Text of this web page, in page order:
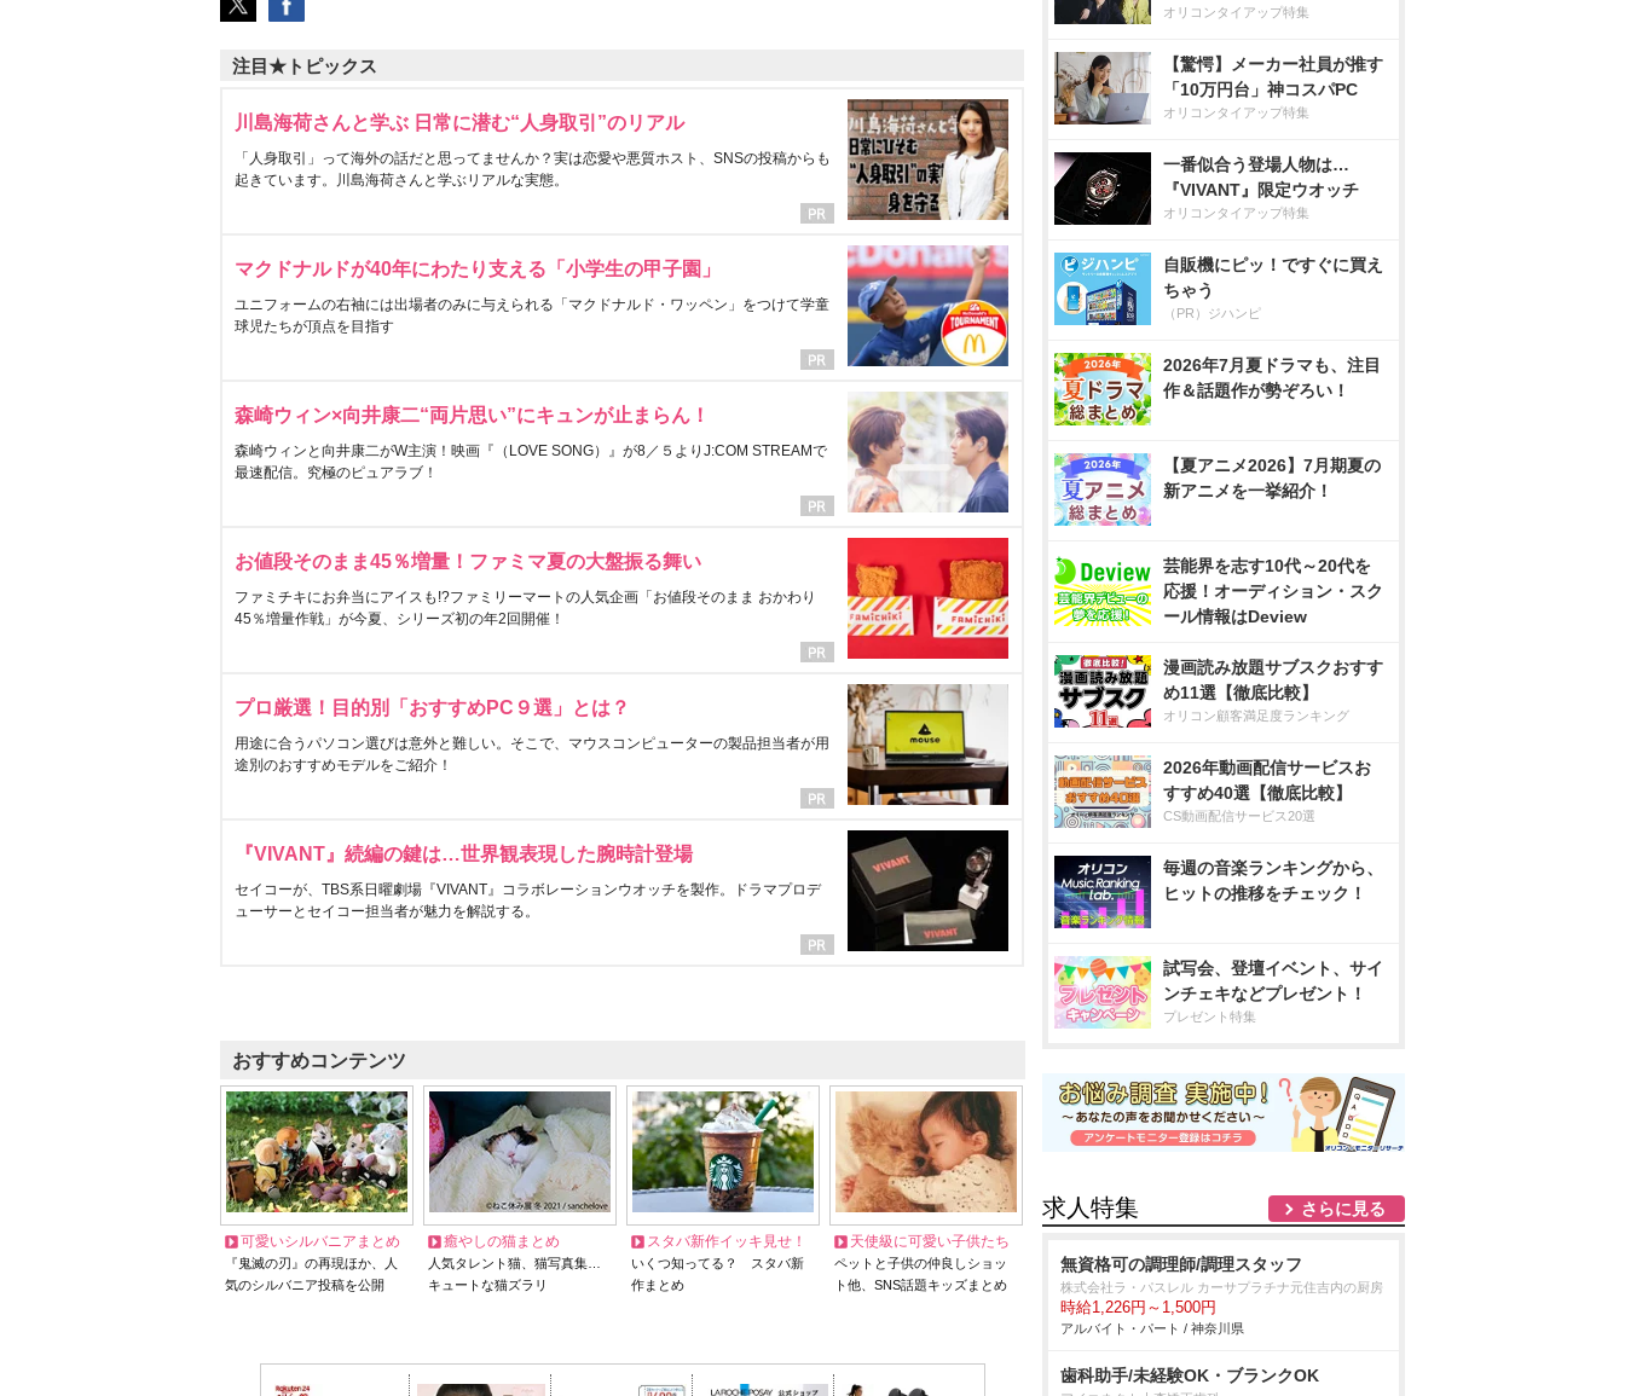
注目★トピックス
川島海荷さんと学ぶ 日常に潜む“人身取引”のリアル
「人身取引」って海外の話だと思ってませんか？実は恋愛や悪質ホスト、SNSの投稿からも
起きています。川島海荷さんと学ぶリアルな実態。
マクドナルドが40年にわたり支える「小学生の甲子園」
ユニフォームの右袖には出場者のみに与えられる「マクドナルド・ワッペン」をつけて学童
球児たちが頂点を目指す
森崎ウィン×向井康二“両片思い”にキュンが止まらん！
森崎ウィンと向井康二がW主演！映画『（LOVE SONG）』が8／５よりJ:COM STREAMで
最速配信。究極のピュアラブ！
お値段そのまま45％増量！ファミマ夏の大盤振る舞い
ファミチキにお弁当にアイスも!?ファミリーマートの人気企画「お値段そのまま おかわり
45％増量作戦」が今夏、シリーズ初の年2回開催！
プロ厳選！目的別「おすすめPC９選」とは？
用途に合うパソコン選びは意外と難しい。そこで、マウスコンピューターの製品担当者が用
途別のおすすめモデルをご紹介！
『VIVANT』続編の鍵は…世界観表現した腕時計登場
セイコーが、TBS系日曜劇場『VIVANT』コラボレーションウオッチを製作。ドラマプロデ
ューサーとセイコー担当者が魅力を解説する。
おすすめコンテンツ
可愛いシルバニアまとめ
『鬼滅の刃』の再現ほか、人
気のシルバニア投稿を公開
癒やしの猫まとめ
人気タレント猫、猫写真集…
キュートな猫ズラリ
スタバ新作イッキ見せ！
いくつ知ってる？ スタバ新
作まとめ
天使級に可愛い子供たち
ペットと子供の仲良しショッ
ト他、SNS話題キッズまとめ
オリコンタイアップ特集
【驚愕】メーカー社員が推す
「10万円台」神コスパPC
オリコンタイアップ特集
一番似合う登場人物は…
『VIVANT』限定ウオッチ
オリコンタイアップ特集
自販機にピッ！ですぐに買え
ちゃう
（PR）ジハンピ
2026年7月夏ドラマも、注目
作＆話題作が勢ぞろい！
【夏アニメ2026】7月期夏の
新アニメを一挙紹介！
芸能界を志す10代～20代を
応援！オーディション・スク
ール情報はDeview
漫画読み放題サブスクおすす
め11選【徹底比較】
オリコン顧客満足度ランキング
2026年動画配信サービスお
すすめ40選【徹底比較】
CS動画配信サービス20選
毎週の音楽ランキングから、
ヒットの推移をチェック！
試写会、登壇イベント、サイ
ンチェキなどプレゼント！
プレゼント特集
求人特集 さらに見る
無資格可の調理師/調理スタッフ
株式会社ラ・パスレル カーサプラチナ元住吉内の厨房
時給1,226円～1,500円
アルバイト・パート / 神奈川県
歯科助手/未経験OK・ブランクOK